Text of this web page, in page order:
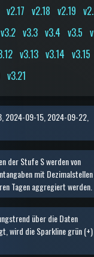
v2.17 v2.18 v2.19
v3.2 v3.3 v3.4 v3.5
v3.13 v3.14 v3.15
v3.21
2024-09-15, 2024-09-22,
der Stufe S werden von
mit Dezimalstellen
Tagen aggregiert werden.
über die Daten
wird die Sparkline grün (+)